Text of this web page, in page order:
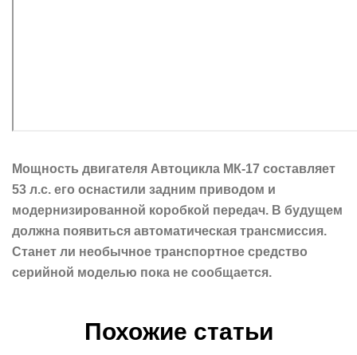
Мощность двигателя Автоцикла МК-17 составляет
53 л.с. его оснастили задним приводом и
модернизированной коробкой передач. В будущем
должна появиться автоматическая трансмиссия.
Станет ли необычное транспортное средство
серийной моделью пока не сообщается.
Похожие статьи